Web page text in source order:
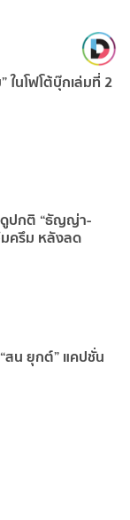
ในโฟโต้บุ๊กเล่มที่ 2
ดูปกติ “ธัญญ่า-
มครึม หลังลด
“สน ยุกต์” แคปชั่น